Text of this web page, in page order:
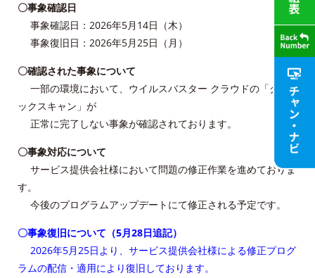
〇事象確認日
事象確認日：2026年5月14日（木）
事象復旧日：2026年5月25日（月）
〇確認された事象について
一部の環境において、ウイルスバスター クラウドの「クイ
ックスキャン」が
正常に完了しない事象が確認されております。
〇事象対応について
サービス提供会社様において問題の修正作業を進めておりま
す。
今後のプログラムアップデートにて修正される予定です。
〇事象復旧について （5月28日追記）
2026年5月25日より、 サービス提供会社様による修正プログ
ラムの配信・適用により復旧しております。